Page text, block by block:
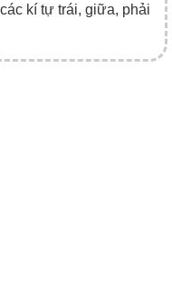
kí tự trái, giữa, phải